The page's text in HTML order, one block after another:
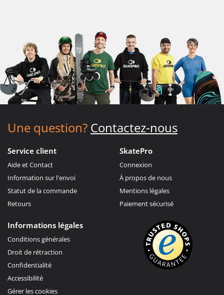
Une question? Contactez-nous
Service client
Aide et Contact
Information sur l'envoi
Statut de la commande
Retours
SkatePro
Connexion
À propos de nous
Mentions légales
Paiement sécurisé
Informations légales
Conditions générales
Droit de rétraction
Confidentialité
Accessibilité
Gérer les cookies